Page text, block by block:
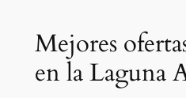
Mejores
en la Laguna